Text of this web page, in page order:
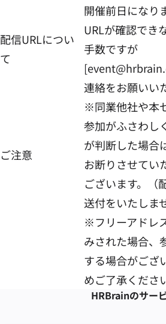
配信URLについ
て
開催前日になり
URLが確認でき
手数ですが
連絡をお願いい
ご注意
※同業他社や本
参加がふさわし
が判断した場合
お断りさせてい
ございます。（
送付をいたしま
※フリーアドレ
みされた場合、
する場合がござ
めご了承くださ
HRBrainのサー